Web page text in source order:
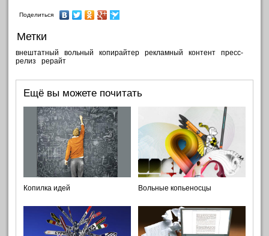
Поделиться
Метки
внештатный вольный копирайтер рекламный контент
пресс-
релиз
рерайт
Ещё вы можете почитать
Копилка идей Вольные копьеносцы